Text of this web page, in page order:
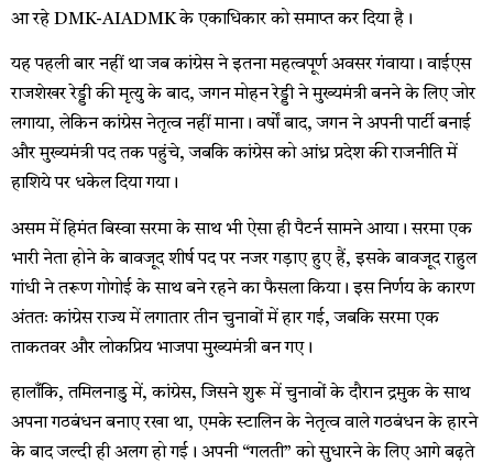
आ रहे DMK-AIADMK के एकाधिकार को समाप्त कर दिया है।
यह पहली बार नहीं था जब कांग्रेस ने इतना महत्वपूर्ण अवसर गंवाया। वाईएस
राजशेखर रेड्डी की मृत्यु के बाद, जगन मोहन रेड्डी ने मुख्यमंत्री बनने के लिए जोर
लगाया, लेकिन कांग्रेस नेतृत्व नहीं माना। वर्षों बाद, जगन ने अपनी पार्टी बनाई
और मुख्यमंत्री पद तक पहुंचे, जबकि कांग्रेस को आंध्र प्रदेश की राजनीति में
हाशिये पर धकेल दिया गया।
असम में हिमंत बिस्वा सरमा के साथ भी ऐसा ही पैटर्न सामने आया। सरमा एक
भारी नेता होने के बावजूद शीर्ष पद पर नजर गड़ाए हुए हैं, इसके बावजूद राहुल
गांधी ने तरूण गोगोई के साथ बने रहने का फैसला किया। इस निर्णय के कारण
अंततः कांग्रेस राज्य में लगातार तीन चुनावों में हार गई, जबकि सरमा एक
ताकतवर और लोकप्रिय भाजपा मुख्यमंत्री बन गए।
हालाँकि, तमिलनाडु में, कांग्रेस, जिसने शुरू में चुनावों के दौरान द्रमुक के साथ
अपना गठबंधन बनाए रखा था, एमके स्टालिन के नेतृत्व वाले गठबंधन के हारने
के बाद जल्दी ही अलग हो गई। अपनी “गलती” को सुधारने के लिए आगे बढ़ते